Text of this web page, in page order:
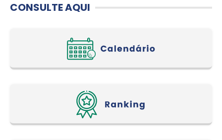
CONSULTE AQUI